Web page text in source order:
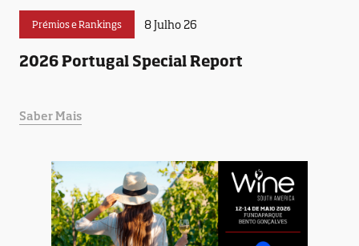
Prémios e Rankings 8 Julho 26
2026 Portugal Special Report
Saber Mais